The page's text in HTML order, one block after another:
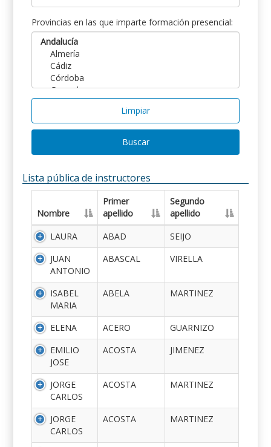
Provincias en las que imparte formación presencial:
Limpiar
Buscar
Lista pública de instructores
Nombre
Primer
apellido
Segundo
apellido
LAURA
ABAD
SEIJO
JUAN
ANTONIO
ABASCAL VIRELLA
ISABEL
MARIA
ABELA MARTINEZ
ELENA ACERO
GUARNIZO
EMILIO
JOSE
ACOSTA JIMENEZ
JORGE
CARLOS
ACOSTA MARTINEZ
JORGE
CARLOS
ACOSTA MARTINEZ